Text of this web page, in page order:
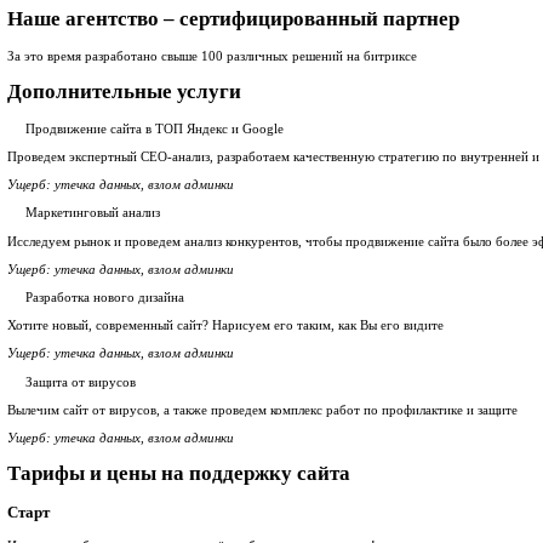
Делаем в обговоренные сроки
За каждым проектом закрепляется команда, у нас нет системы
Выполнение контролируют технические директора и
Долго ждать не придется
Обеспечим надежность и стабильность вашего сайта
Подключим сайт к различным системам мониторинга,